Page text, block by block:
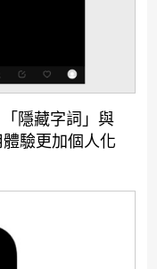
隱藏字詞」與
驗更加個人化